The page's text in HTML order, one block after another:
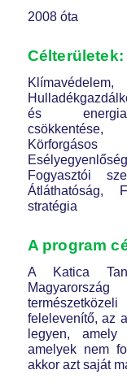
2008 óta
Célterületek:
és
Fogyasztói
Átláthatóság,
stratégia
A program
A Katica
felelevenítő, az
legyen,
amelyek nem
akkor azt saját